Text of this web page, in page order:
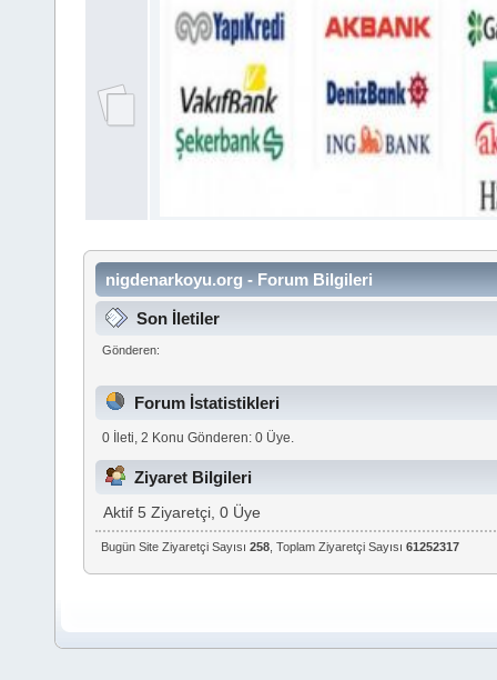
nigdenarkoyu.org - Forum Bilgileri
Son İletiler
Gönderen:
Forum İstatistikleri
0 İleti, 2 Konu Gönderen: 0 Üye.
Ziyaret Bilgileri
Aktif 5 Ziyaretçi, 0 Üye
Bugün Site Ziyaretçi Sayısı258 , Toplam Ziyaretçi Sayısı61252317